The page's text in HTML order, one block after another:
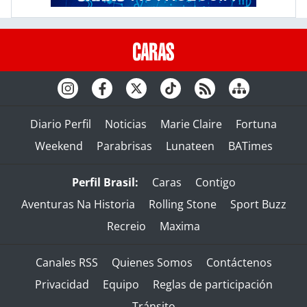
Diario Perfil Noticias Marie Claire
Fortuna
Weekend
Parabrisas Lunateen BATimes
Perfil Brasil: Caras
Contigo
Aventuras Na Historia
Rolling Stone
Sport Buzz
Recreio
Maxima
Canales RSS Quienes Somos
Contáctenos
Privacidad
Equipo
Reglas de participación